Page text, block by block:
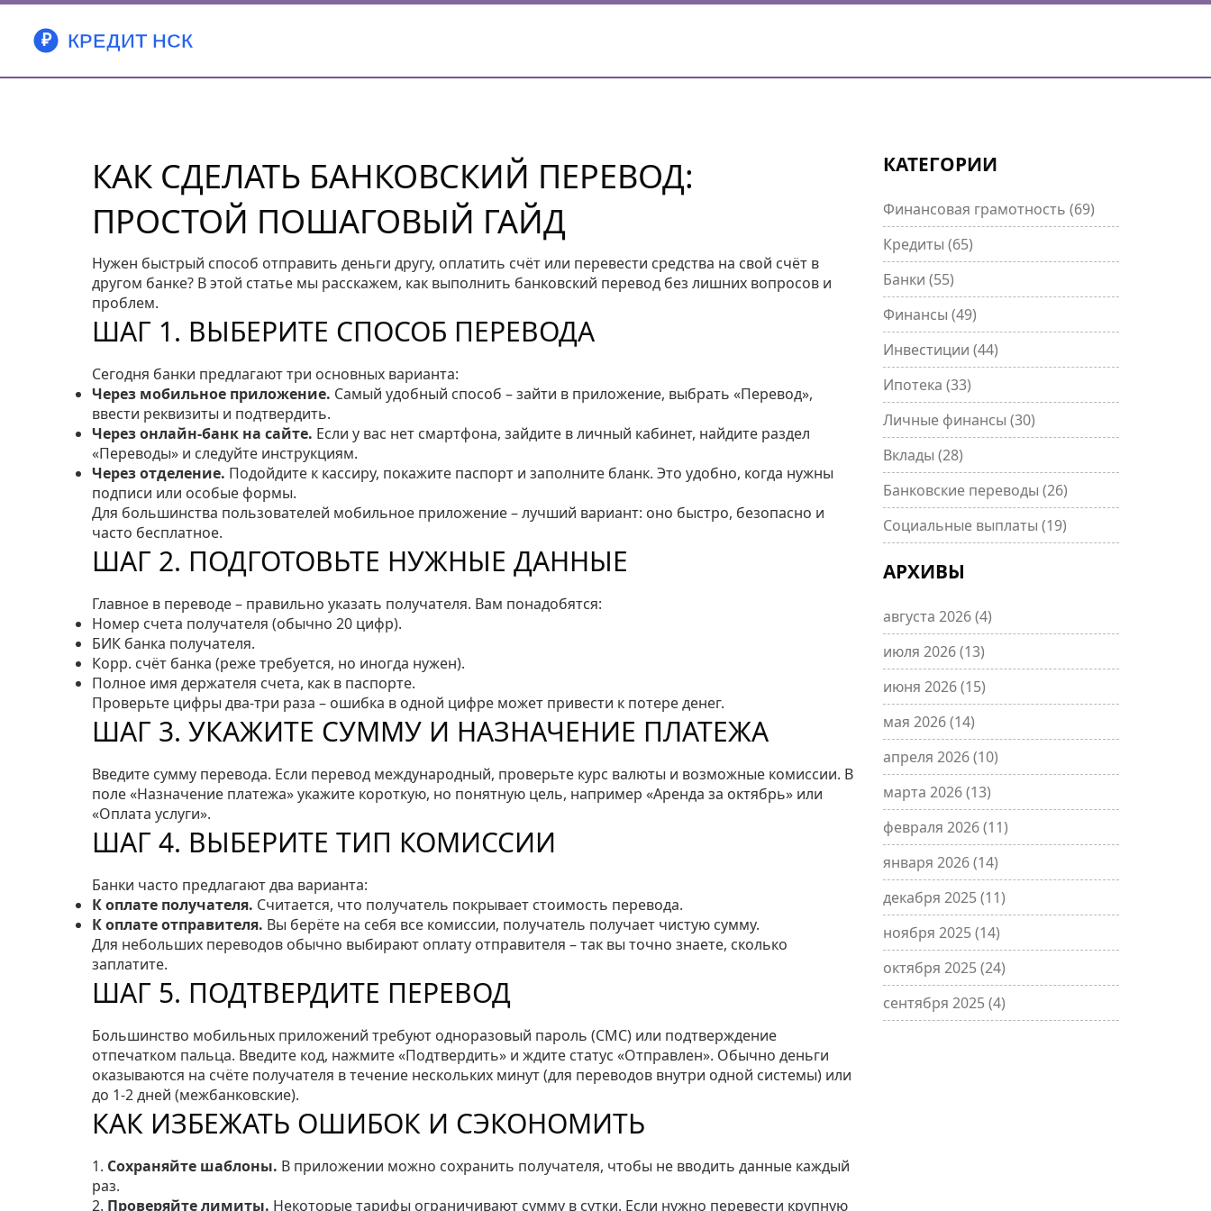
КАК СДЕЛАТЬ БАНКОВСКИЙ ПЕРЕВОД:
ПРОСТОЙ ПОШАГОВЫЙ ГАЙД
Нужен быстрый способ отправить деньги другу, оплатить счёт или перевести средства на свой счёт в
другом банке? В этой статье мы расскажем, как выполнить банковский перевод без лишних вопросов и
проблем.
ШАГ 1. ВЫБЕРИТЕ СПОСОБ ПЕРЕВОДА
Сегодня банки предлагают три основных варианта:
Через мобильное приложение. Самый удобный способ – зайти в приложение, выбрать «Перевод»,
ввести реквизиты и подтвердить.
Через онлайн‑банк на сайте. Если у вас нет смартфона, зайдите в личный кабинет, найдите раздел
«Переводы» и следуйте инструкциям.
Через отделение. Подойдите к кассиру, покажите паспорт и заполните бланк. Это удобно, когда нужны
подписи или особые формы.
Для большинства пользователей мобильное приложение – лучший вариант: оно быстро, безопасно и
часто бесплатное.
ШАГ 2. ПОДГОТОВЬТЕ НУЖНЫЕ ДАННЫЕ
Главное в переводе – правильно указать получателя. Вам понадобятся:
Номер счета получателя (обычно 20 цифр).
БИК банка получателя.
Корр. счёт банка (реже требуется, но иногда нужен).
Полное имя держателя счета, как в паспорте.
Проверьте цифры два‑три раза – ошибка в одной цифре может привести к потере денег.
ШАГ 3. УКАЖИТЕ СУММУ И НАЗНАЧЕНИЕ ПЛАТЕЖА
Введите сумму перевода. Если перевод международный, проверьте курс валюты и возможные комиссии. В
поле «Назначение платежа» укажите короткую, но понятную цель, например «Аренда за октябрь» или
«Оплата услуги».
ШАГ 4. ВЫБЕРИТЕ ТИП КОМИССИИ
Банки часто предлагают два варианта:
К оплате получателя. Считается, что получатель покрывает стоимость перевода.
К оплате отправителя. Вы берёте на себя все комиссии, получатель получает чистую сумму.
Для небольших переводов обычно выбирают оплату отправителя – так вы точно знаете, сколько
заплатите.
ШАГ 5. ПОДТВЕРДИТЕ ПЕРЕВОД
Большинство мобильных приложений требуют одноразовый пароль (СМС) или подтверждение
отпечатком пальца. Введите код, нажмите «Подтвердить» и ждите статус «Отправлен». Обычно деньги
оказываются на счёте получателя в течение нескольких минут (для переводов внутри одной системы) или
до 1‑2 дней (межбанковские).
КАК ИЗБЕЖАТЬ ОШИБОК И СЭКОНОМИТЬ
1. Сохраняйте шаблоны. В приложении можно сохранить получателя, чтобы не вводить данные каждый
раз.
2. Проверяйте лимиты. Некоторые тарифы ограничивают сумму в сутки. Если нужно перевести крупную
КАТЕГОРИИ
Финансовая грамотность (69)
Кредиты (65)
Банки (55)
Финансы (49)
Инвестиции (44)
Ипотека (33)
Личные финансы (30)
Вклады (28)
Банковские переводы (26)
Социальные выплаты (19)
АРХИВЫ
августа 2026(4)
июля 2026(13)
июня 2026(15)
мая 2026(14)
апреля 2026(10)
марта 2026(13)
февраля 2026(11)
января 2026(14)
декабря 2025(11)
ноября 2025(14)
октября 2025(24)
сентября 2025(4)